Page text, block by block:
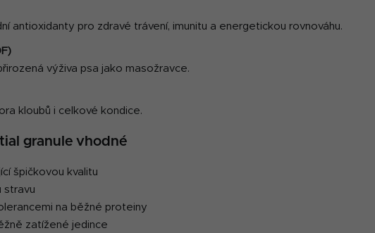
antioxidanty pro zdravé trávení, imunitu a energetickou rovnováhu.
výživa psa jako masožravce.
kloubů i celkové kondice.
granule vhodné
špičkovou kvalitu
stravu
na běžné proteiny
zatížené jedince